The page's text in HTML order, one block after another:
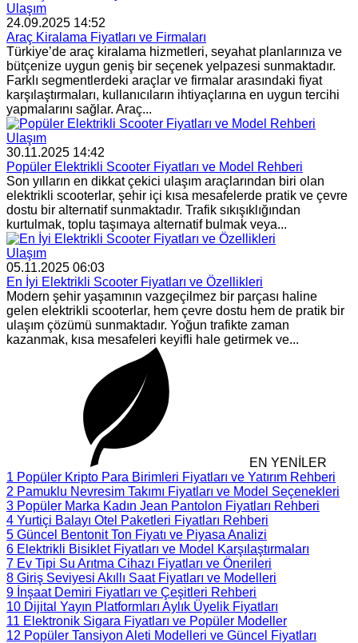
Ulaşım
24.09.2025 14:52
Araç Kiralama Fiyatları ve Firmaları
Türkiye’de araç kiralama hizmetleri, seyahat planlarınıza ve
bütçenize uygun geniş bir seçenek yelpazesi sunmaktadır.
Farklı segmentlerdeki araçlar ve firmalar arasındaki fiyat
karşılaştırmaları, kullanıcıların ihtiyaçlarına en uygun tercihi
yapmalarını sağlar. Araç...
Ulaşım
30.11.2025 14:42
Popüler Elektrikli Scooter Fiyatları ve Model Rehberi
Son yılların en dikkat çekici ulaşım araçlarından biri olan
elektrikli scooterlar, şehir içi kısa mesafelerde pratik ve çevre
dostu bir alternatif sunmaktadır. Trafik sıkışıklığından
kurtulmak, toplu taşımaya alternatif bulmak veya...
Ulaşım
05.11.2025 06:03
En İyi Elektrikli Scooter Fiyatları ve Özellikleri
Modern şehir yaşamının vazgeçilmez bir parçası haline
gelen elektrikli scooterlar, hem çevre dostu hem de pratik bir
ulaşım çözümü sunmaktadır. Yoğun trafikte zaman
kazanmak, kısa mesafeleri keyifli hale getirmek ve...
EN YENİLER
1 Popüler Kripto Para Birimleri Fiyatları ve Yatırım Rehberi
2 Pamuklu Nevresim Takımı Fiyatları ve Model Seçenekleri
3 Popüler Marka Kadın Jean Pantolon Fiyatları Rehberi
4 Yurtiçi Balayı Otel Paketleri Fiyatları Rehberi
5 Güncel Bentonit Ton Fiyatı ve Piyasa Analizi
6 Elektrikli Bisiklet Fiyatları ve Model Karşılaştırmaları
7 Ev Tipi Su Arıtma Cihazı Fiyatları ve Önerileri
8 Giriş Seviyesi Akıllı Saat Fiyatları ve Modelleri
9 İnşaat Demiri Fiyatları ve Çeşitleri Rehberi
10 Dijital Yayın Platformları Aylık Üyelik Fiyatları
11 Elektronik Sigara Fiyatları ve Popüler Modeller
12 Popüler Tansiyon Aleti Modelleri ve Güncel Fiyatları